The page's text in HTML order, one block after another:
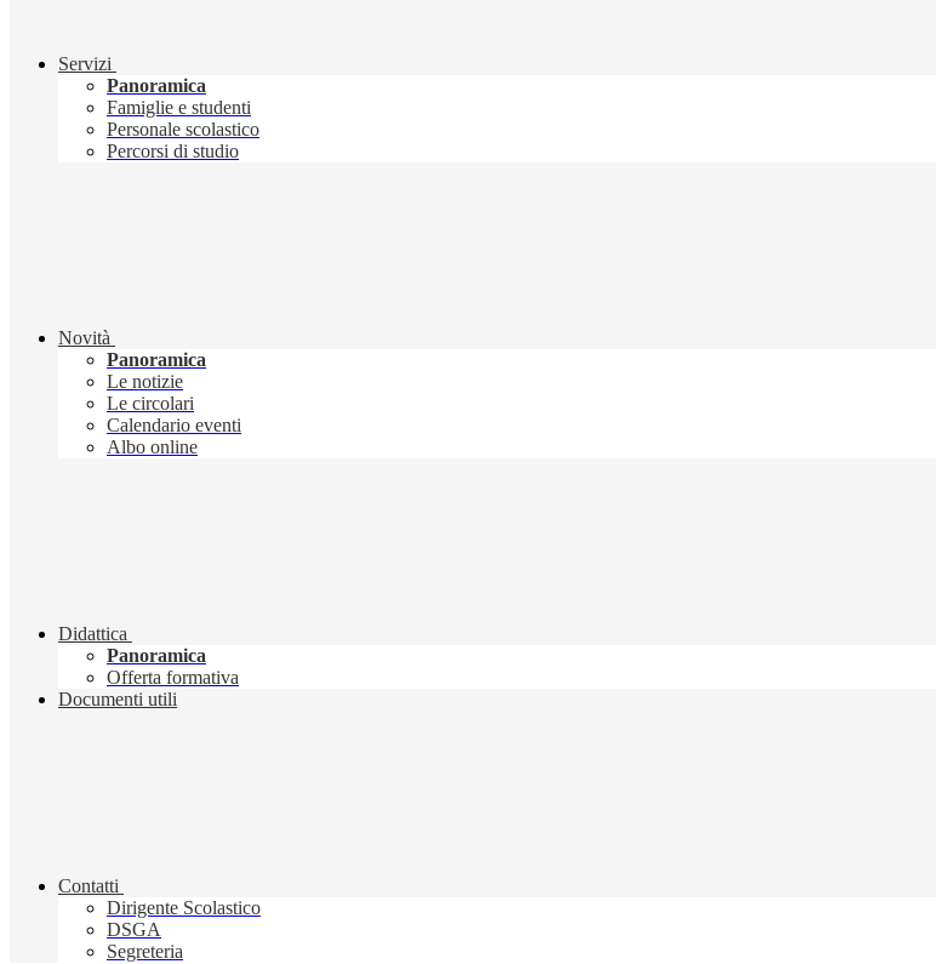
Servizi
Panoramica
Famiglie e studenti
Personale scolastico
Percorsi di studio
Novità
Panoramica
Le notizie
Le circolari
Calendario eventi
Albo online
Didattica
Panoramica
Offerta formativa
Documenti utili
Contatti
Dirigente Scolastico
DSGA
Segreteria